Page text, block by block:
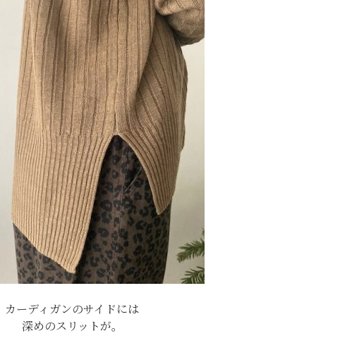
カーディガンのサイドには
深めのスリットが。